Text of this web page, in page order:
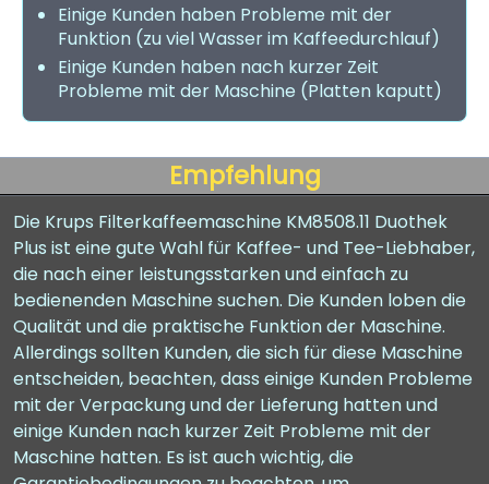
Einige Kunden haben Probleme mit der
Funktion (zu viel Wasser im Kaffeedurchlauf)
Einige Kunden haben nach kurzer Zeit
Probleme mit der Maschine (Platten kaputt)
Empfehlung
Die Krups Filterkaffeemaschine KM8508.11 Duothek
Plus ist eine gute Wahl für Kaffee- und Tee-Liebhaber,
die nach einer leistungsstarken und einfach zu
bedienenden Maschine suchen. Die Kunden loben die
Qualität und die praktische Funktion der Maschine.
Allerdings sollten Kunden, die sich für diese Maschine
entscheiden, beachten, dass einige Kunden Probleme
mit der Verpackung und der Lieferung hatten und
einige Kunden nach kurzer Zeit Probleme mit der
Maschine hatten. Es ist auch wichtig, die